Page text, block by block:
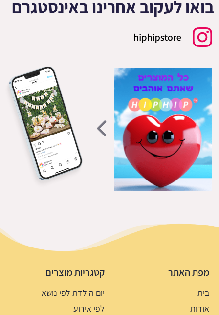
בואו לעקוב אחרינו באינסטגרם
מפת האתר
בית
אודות
קטגריות מוצרים
יום הולדת לפי נושא
לפי אירוע